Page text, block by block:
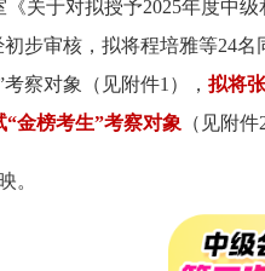
关于对拟授予2025年度中级
步审核，拟将程培雅等24名
察对象（见附件1）， 拟将
金榜考生”考察对象 （见附件
。